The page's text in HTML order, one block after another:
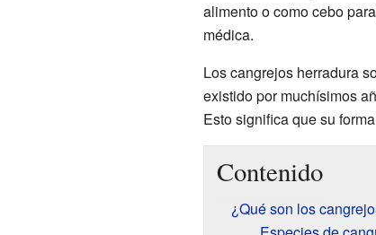
alimento o como cebo
médica.
Los cangrejos herradura
existido por muchísimos
Esto significa que su
Contenido
¿Qué son los